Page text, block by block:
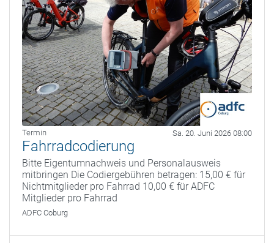
Termin Sa. 20. Juni 2026 08:00
Fahrradcodierung
Bitte Eigentumnachweis und Personalausweis
mitbringen Die Codiergebühren betragen: 15,00 € für
Nichtmitglieder pro Fahrrad 10,00 € für ADFC
Mitglieder pro Fahrrad
ADFC Coburg